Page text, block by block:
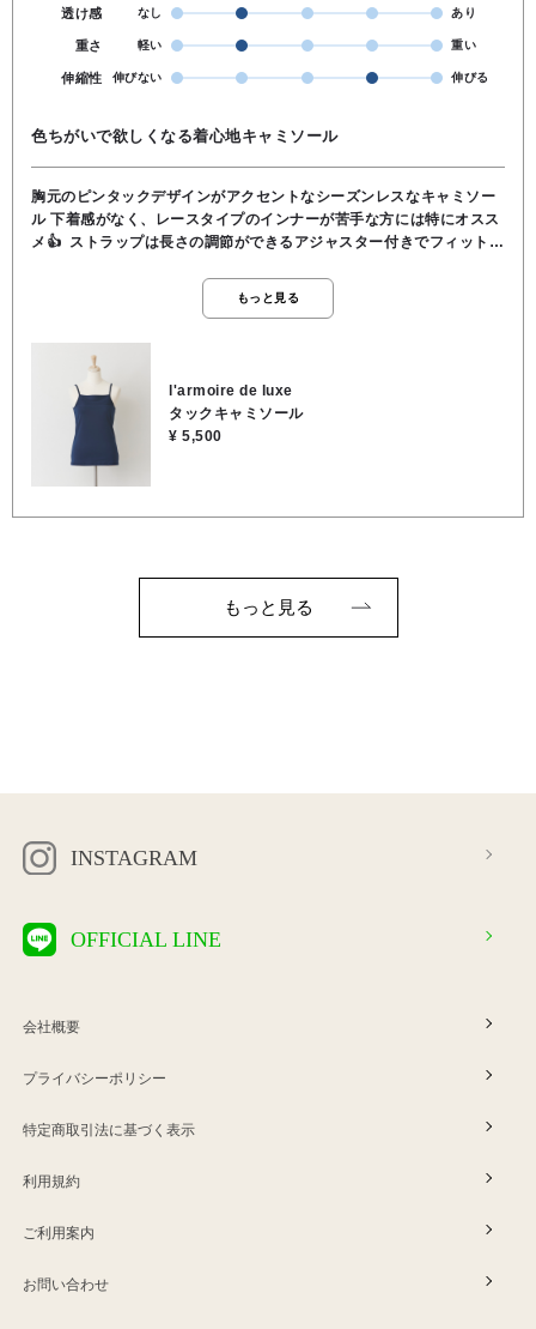
透け感 なし あり
重さ 軽い 重い
伸縮性 伸びない 伸びる
色ちがいで欲しくなる着心地キャミソール
胸元のピンタックデザインがアクセントなシーズンレスなキャミソー
ル 下着感がなく、レースタイプのインナーが苦手な方には特にオスス
メ👍 ストラップは長さの調節ができるアジャスター付きでフィット感
もっと見る
l'armoire de luxe
タックキャミソール
¥ 5,500
もっと見る
INSTAGRAM
OFFICIAL LINE
会社概要
プライバシーポリシー
特定商取引法に基づく表示
利用規約
ご利用案内
お問い合わせ